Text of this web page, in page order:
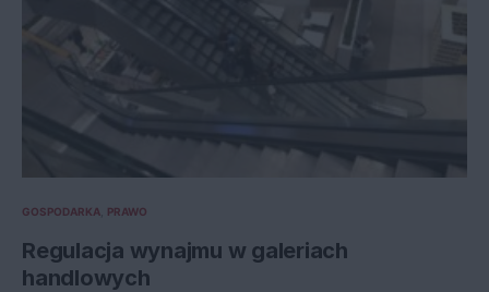
GOSPODARKA PRAWO
Regulacja wynajmu w galeriach
handlowych